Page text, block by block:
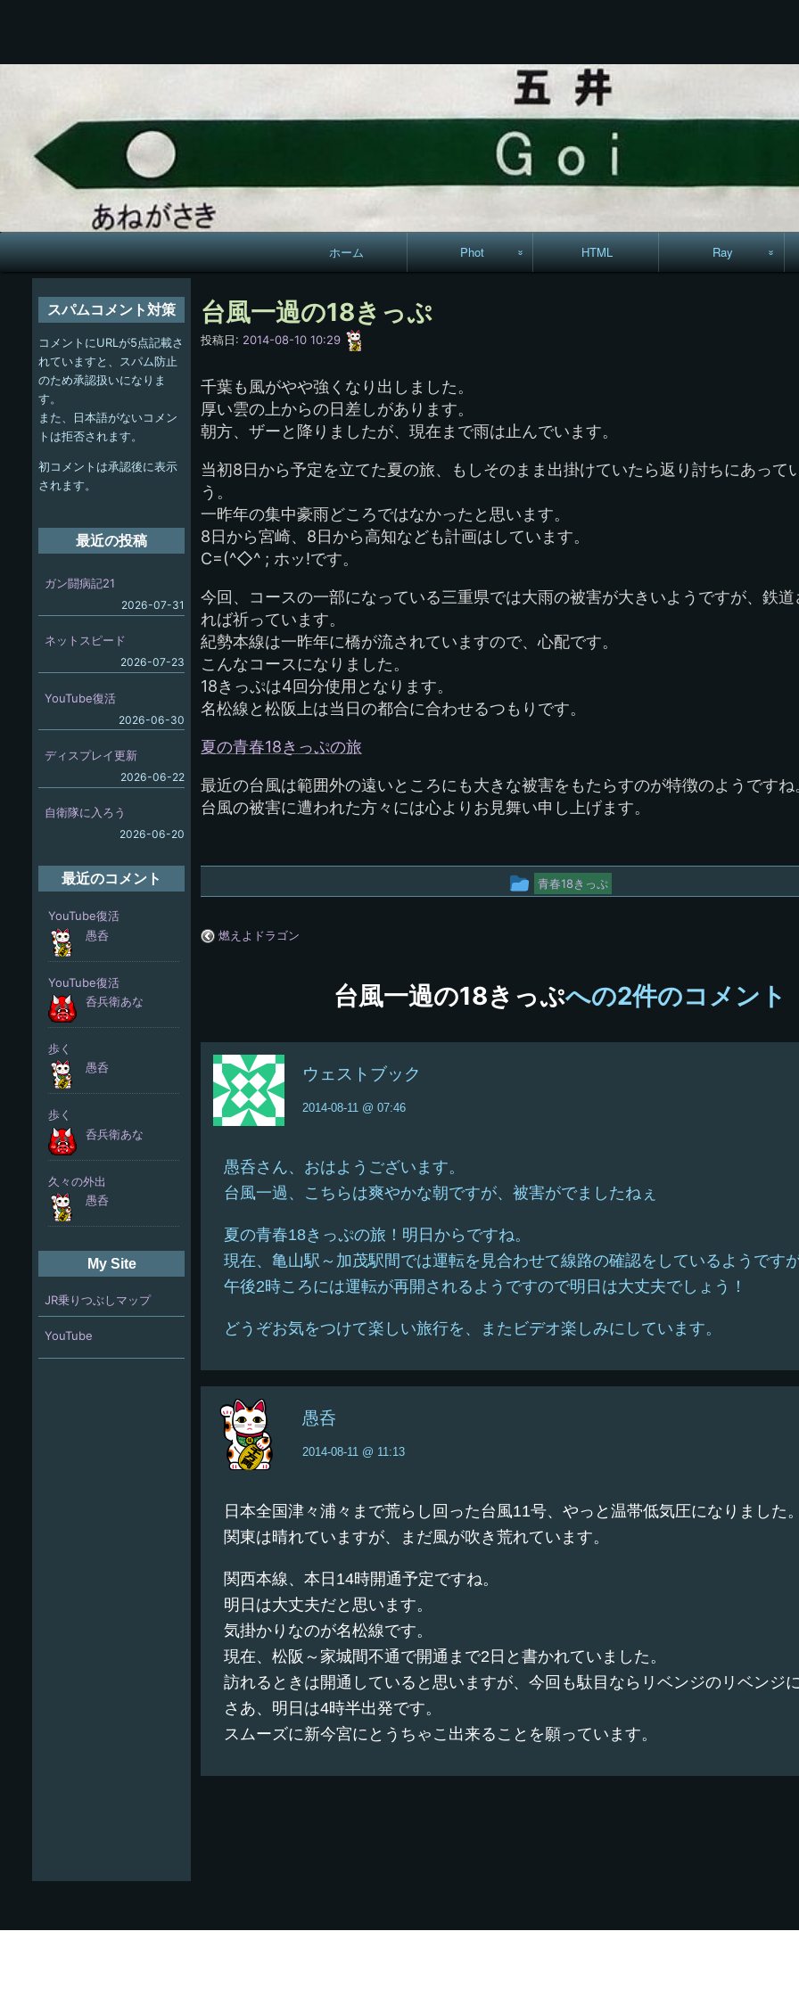
ン
ツ
へ
ス
キ
プ
メ
イ
ホーム Phot
手拭いの旅
HTML Ray
台風一過の18きっぷ
投稿日: 2014-08-10 10:29
千葉も風がやや強くなり出しました。
厚い雲の上からの日差しがあります。
朝方、ザーと降りましたが、現在まで雨は止んでいます。
当初8日から予定を立てた夏の旅、もしそのまま出掛けていたら返り討ちにあって
う。
一昨年の集中豪雨どころではなかったと思います。
8日から宮崎、8日から高知なども計画はしています。
C=(^◇^ ; ホッ!です。
今回、コースの一部になっている三重県では大雨の被害が大きいようですが、鉄
れば祈っています。
紀勢本線は一昨年に橋が流されていますので、心配です。
こんなコースになりました。
18きっぷは4回分使用となります。
名松線と松阪上は当日の都合に合わせるつもりです。
夏の青春18きっぷの旅
最近の台風は範囲外の遠いところにも大きな被害をもたらすのが特徴のようですね
台風の被害に遭われた方々には心よりお見舞い申し上げます。
投
ー
青春18きっぷ
燃えよドラゴン
台風一過の18きっぷへの2件のコメント
ウェストブック
2014-08-11 @ 07:46
愚呑さん、おはようございます。
台風一過、こちらは爽やかな朝ですが、被害がでましたねぇ
夏の青春18きっぷの旅！明日からですね。
現在、亀山駅～加茂駅間では運転を見合わせて線路の確認をしているようです
午後2時ころには運転が再開されるようですので明日は大丈夫でしょう！
どうぞお気をつけて楽しい旅行を、またビデオ楽しみにしています。
愚呑
2014-08-11 @ 11:13
日本全国津々浦々まで荒らし回った台風11号、やっと温帯低気圧になりました
関東は晴れていますが、まだ風が吹き荒れています。
関西本線、本日14時開通予定ですね。
明日は大丈夫だと思います。
気掛かりなのが名松線です。
現在、松阪～家城間不通で開通まで2日と書かれていました。
訪れるときは開通していると思いますが、今回も駄目ならリベンジのリベンジ
さあ、明日は4時半出発です。
スムーズに新今宮にとうちゃこ出来ることを願っています。
スパムコメント対策
コメントにURLが5点記載さ
れていますと、スパム防止
のため承認扱いになりま
す。
また、日本語がないコメン
トは拒否されます。
初コメントは承認後に表示
されます。
最近の投稿
ガン闘病記21
2026-07-31
ネットスピード
2026-07-23
YouTube復活
2026-06-30
ディスプレイ更新
2026-06-22
自衛隊に入ろう
2026-06-20
最近のコメント
My Site
JR乗りつぶしマップ
YouTube